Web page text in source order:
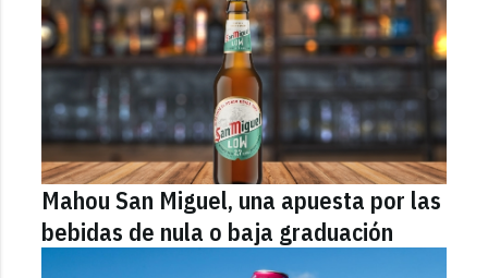
Mahou San Miguel, una apuesta por las
bebidas de nula o baja graduación